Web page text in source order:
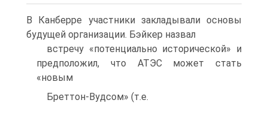
В Канберре участники закладывали основы
будущей организации. Бэйкер назвал
встречу «потенциально исторической» и
предположил, что АТЭС может стать
«новым
Бреттон-Вудсом» (т.е.